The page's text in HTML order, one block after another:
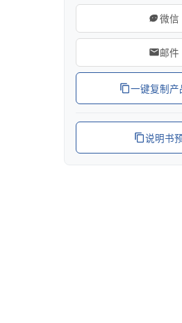
微信
邮件
一键复制产
说明书